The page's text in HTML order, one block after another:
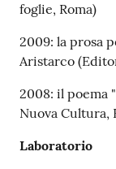
foglie, Roma)
2009: la prosa
Aristarco
2008: il poema
Nuova Cultura,
Laboratorio